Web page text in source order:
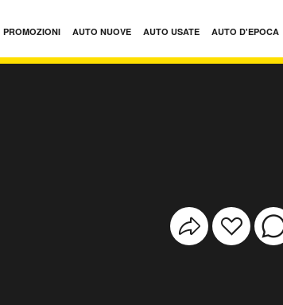
PROMOZIONI AUTO NUOVE AUTO USATE AUTO D'EPOCA